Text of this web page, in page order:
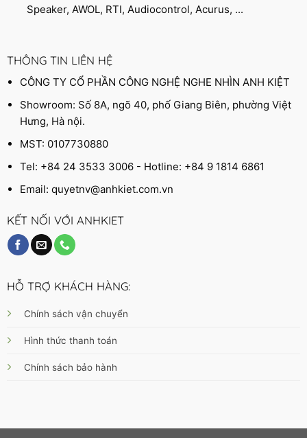
Speaker, AWOL, RTI, Audiocontrol, Acurus, ...
THÔNG TIN LIÊN HỆ
CÔNG TY CỔ PHẦN CÔNG NGHỆ NGHE NHÌN ANH KIỆT
Showroom: Số 8A, ngõ 40, phố Giang Biên, phường Việt
Hưng, Hà nội.
MST: 0107730880
Tel: +84 24 3533 3006 - Hotline: +84 9 1814 6861
Email:quyetnv@anhkiet.com.vn
KẾT NỐI VỚI ANHKIET
HỖ TRỢ KHÁCH HÀNG:
Chính sách vận chuyển
Hình thức thanh toán
Chính sách bảo hành